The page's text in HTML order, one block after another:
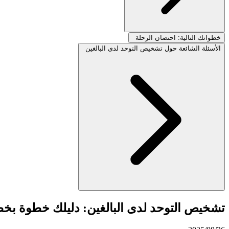
خطواتك التالية: احتضان الرحلة
الأسئلة الشائعة حول تشخيص التوحد لدى البالغين
تشخيص التوحد لدى البالغين: دليلك خطوة